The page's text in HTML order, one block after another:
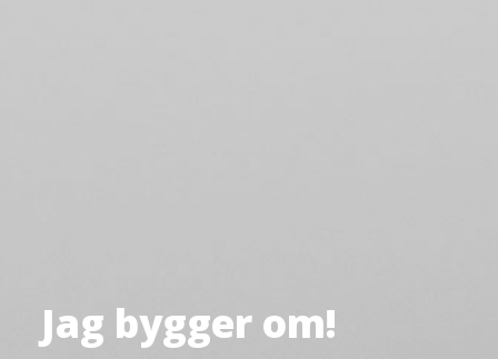
Jag bygger om!